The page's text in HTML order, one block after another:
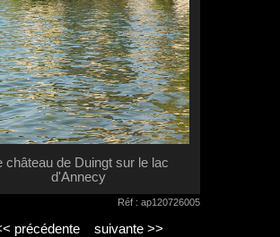
château de Duingt sur le lac
d'Annecy
Réf : ap120726005
précédente suivante >>